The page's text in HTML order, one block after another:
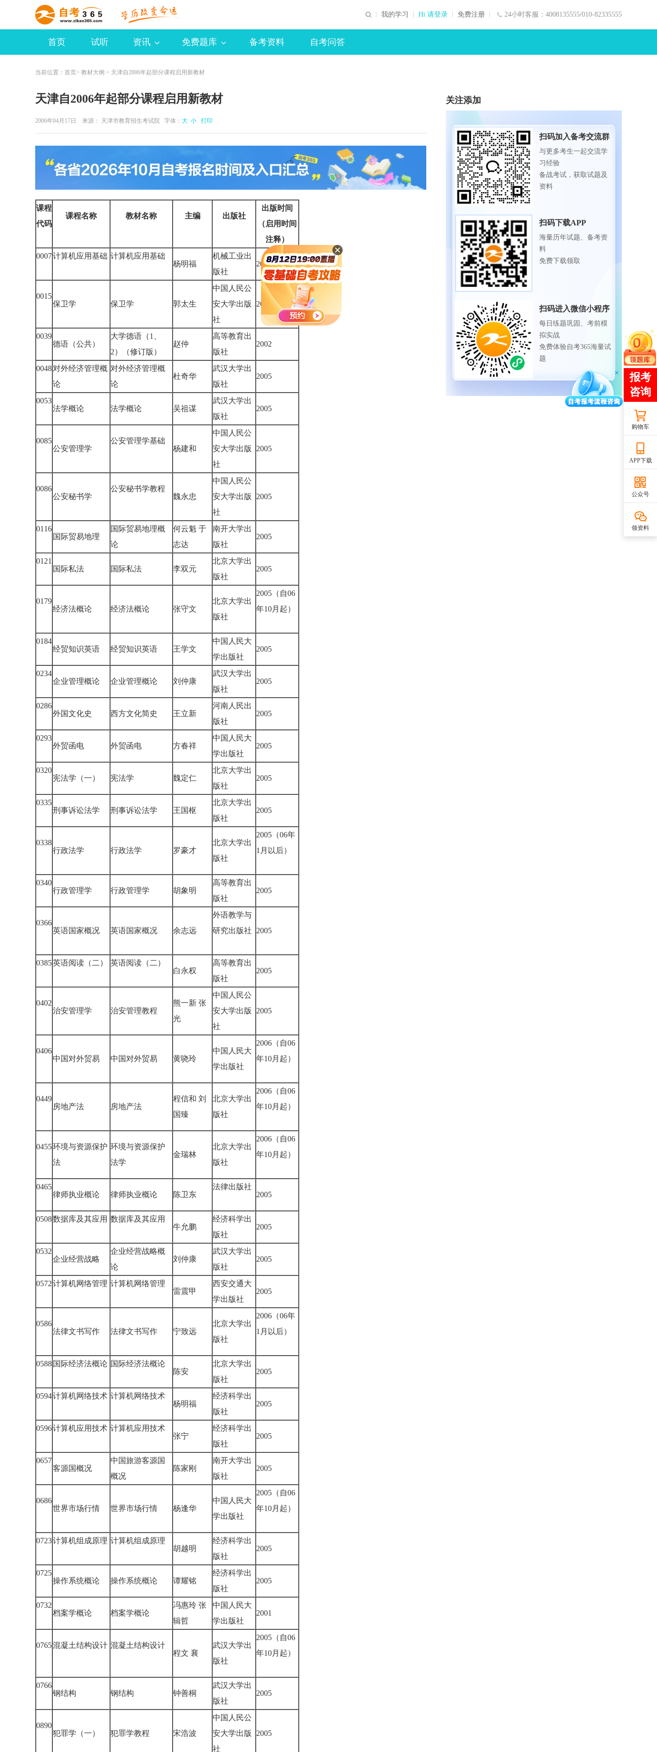
24小时客服：4008135555/010-82335555
我的学习 Hi 请登录 免费注册
首页 试听 资讯 免费题库 备考资料 自考问答
当前位置： 首页> 教材大纲 > 天津自2006年起部分课程启用新教材
天津自2006年起部分课程启用新教材
2006年04月17日 来源： 天津市教育招生考试院 字体： 大 小 打印
课程
代码
课程名称 教材名称 主编 出版社
出版时间
（启用时间
注释）
0007计算机应用基础 计算机应用基础
杨明福
机械工业出
版社
2005
0015
保卫学
保卫学 郭太生
中国人民公
安大学出版
社
2004
0039
德语（公共）
大学德语（1、
2）（修订版）
赵仲
高等教育出
版社
2002
0048对外经济管理概
论
对外经济管理概
论
杜奇华
武汉大学出
版社
2005
0053
法学概论
法学概论 吴祖谋
武汉大学出
版社
2005
0085
公安管理学
公安管理学基础
杨建和
中国人民公
安大学出版
社
2005
0086
公安秘书学
公安秘书学教程
魏永忠
中国人民公
安大学出版
社
2005
0116
国际贸易地理
国际贸易地理概
论
何云魁 于
志达
南开大学出
版社
2005
0121
国际私法
国际私法 李双元
北京大学出
版社
2005
0179
经济法概论
经济法概论 张守文
北京大学出
版社
2005（自06
年10月起）
0184
经贸知识英语
经贸知识英语 王学文
中国人民大
学出版社
2005
0234
企业管理概论
企业管理概论 刘仲康
武汉大学出
版社
2005
0286
外国文化史
西方文化简史 王立新
河南人民出
版社
2005
0293
外贸函电
外贸函电 方春祥
中国人民大
学出版社
2005
0320
宪法学（一）
宪法学 魏定仁
北京大学出
版社
2005
0335
刑事诉讼法学
刑事诉讼法学 王国枢
北京大学出
版社
2005
0338
行政法学
行政法学 罗豪才
北京大学出
版社
2005（06年
1月以后）
0340
行政管理学
行政管理学 胡象明
高等教育出
版社
2005
0366
英语国家概况
英语国家概况 余志远
外语教学与
研究出版社
2005
0385英语阅读（二）
英语阅读（二）
白永权
高等教育出
版社
2005
0402
治安管理学
治安管理教程
熊一新 张
光
中国人民公
安大学出版
社
2005
0406
中国对外贸易
中国对外贸易 黄哓玲
中国人民大
学出版社
2006（自06
年10月起）
0449
房地产法
房地产法
程信和 刘
国臻
北京大学出
版社
2006（自06
年10月起）
0455环境与资源保护
法
环境与资源保护
法学
金瑞林
北京大学出
版社
2006（自06
年10月起）
0465
律师执业概论
律师执业概论 陈卫东
法律出版社
2005
0508数据库及其应用 数据库及其应用
牛允鹏
经济科学出
版社
2005
0532
企业经营战略
企业经营战略概
论
刘仲康
武汉大学出
版社
2005
0572计算机网络管理 计算机网络管理
雷震甲
西安交通大
学出版社
2005
0586
法律文书写作
法律文书写作 宁致远
北京大学出
版社
2006（06年
1月以后）
0588 国际经济法概论 国际经济法概论
陈安
北京大学出
版社
2005
0594计算机网络技术 计算机网络技术
杨明福
经济科学出
版社
2005
0596计算机应用技术 计算机应用技术
张宁
经济科学出
版社
2005
0657
客源国概况
中国旅游客源国
概况
陈家刚
南开大学出
版社
2005
0686
世界市场行情
世界市场行情 杨逢华
中国人民大
学出版社
2005（自06
年10月起）
0723计算机组成原理 计算机组成原理
胡越明
经济科学出
版社
2005
0725
操作系统概论
操作系统概论 谭耀铭
经济科学出
版社
2005
0732
档案学概论
档案学概论
冯惠玲 张
辑哲
中国人民大
学出版社
2001
0765混凝土结构设计 混凝土结构设计
程文 襄
武汉大学出
版社
2005（自06
年10月起）
0766
钢结构
钢结构 钟善桐
武汉大学出
版社
2005
0890
犯罪学（一）
犯罪学教程 宋浩波
中国人民公
安大学出版
社
2005
关注添加
扫码加入备考交流群
与更多考生一起交流学
习经验
备战考试，获取试题及
资料
扫码下载APP
海量历年试题、备考资
料
免费下载领取
扫码进入微信小程序
每日练题巩固、考前模
拟实战
免费体验自考365海量试
题
购物车
APP下载
公众号
领资料